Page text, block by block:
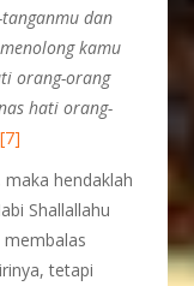
dan
kamu
orang-orang
hati orang-
[7]
hendaklah
Shallallahu
membalas
tetapi